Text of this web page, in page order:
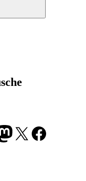
uns auf Mastodon
X Folgt uns auf